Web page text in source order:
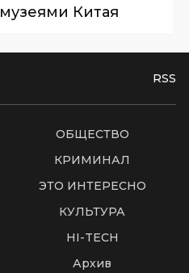
Китая
RSS
ОБЩЕСТВО
КРИМИНАЛ
ЭТО ИНТЕРЕСНО
КУЛЬТУРА
HI-TECH
Архив